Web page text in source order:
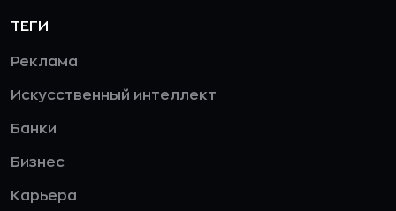
ТЕГИ
Реклама
Искусственный интеллект
Банки
Бизнес
Карьера